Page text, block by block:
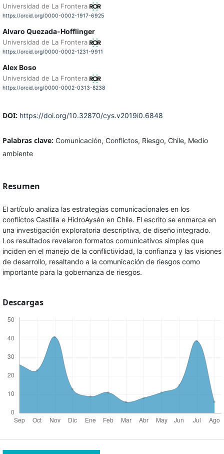
Universidad de La Frontera
https://orcid.org/0000-0002-1917-6925
Alvaro Quezada-Hofflinger
Universidad de La Frontera
https://orcid.org/0000-0002-1231-9911
Alex Boso
Universidad de La Frontera
https://orcid.org/0000-0002-0313-8238
DOI: https://doi.org/10.32870/cys.v2019i0.6848
Palabras clave: Comunicación, Conflictos, Riesgo, Chile, Medio
ambiente
Resumen
El artículo analiza las estrategias comunicacionales en los
conflictos Castilla e HidroAysén en Chile. El escrito se enmarca en
una investigación exploratoria descriptiva, de diseño integrado.
Los resultados revelaron formatos comunicativos simples que
inciden en el manejo de la conflictividad, la confianza y las visiones
de desarrollo, resaltando a la comunicación de riesgos como
importante para la gobernanza de riesgos.
Descargas